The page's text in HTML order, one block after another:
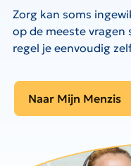
Zorg kan soms
op de meeste vragen
regel je eenvoudig
Naar Mijn Menzis